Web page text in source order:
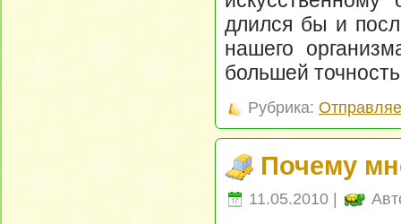
длился бы и
нашего
большей
Рубрика:
Почему
11.05.2010 |